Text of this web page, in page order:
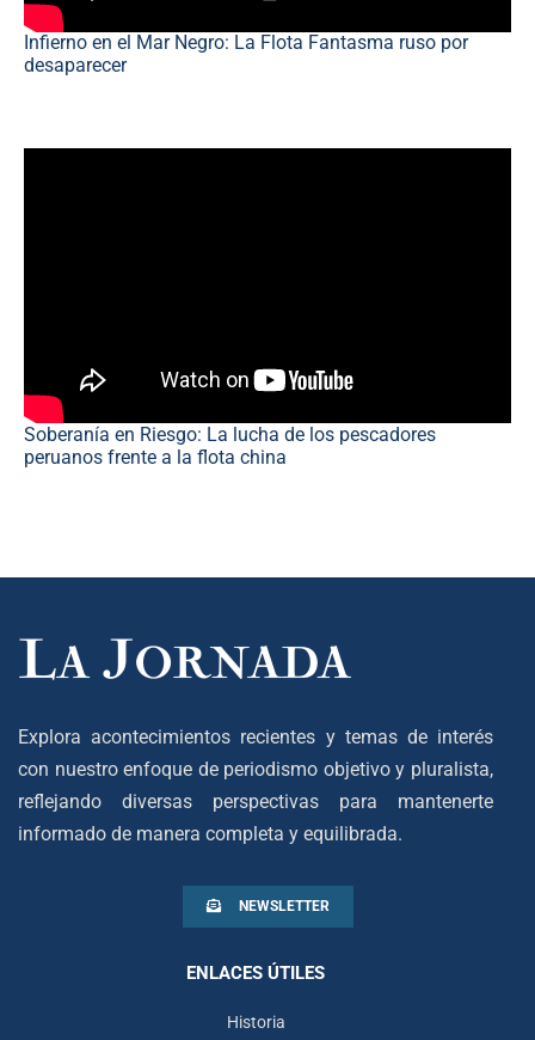
Infierno en el Mar Negro: La Flota Fantasma ruso por
desaparecer
Soberanía en Riesgo: La lucha de los pescadores
peruanos frente a la flota china
Explora acontecimientos recientes y temas de interés
con nuestro enfoque de periodismo objetivo y pluralista,
reflejando diversas perspectivas para mantenerte
informado de manera completa y equilibrada.
NEWSLETTER
ENLACES ÚTILES
Historia